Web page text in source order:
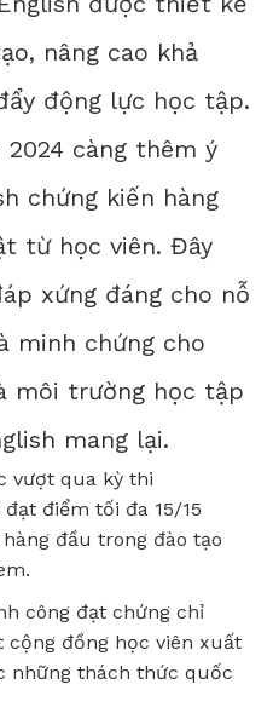
nâng cao khả
động lực học tập.
2024 càng thêm ý
chứng kiến hàng
từ học viên. Đây
xứng đáng cho nỗ
minh chứng cho
môi trường học tập
mang lại.
vượt qua kỳ thi
đạt điểm tối đa 15/15
đầu trong đào tạo
công đạt chứng chỉ
cộng đồng học viên xuất
những thách thức quốc